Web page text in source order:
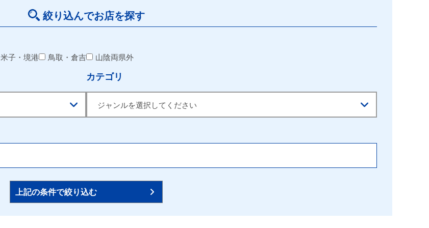
絞り込んでお店を探す
米子・境港 鳥取・倉吉 山陰両県外
カテゴリ
上記の条件で絞り込む